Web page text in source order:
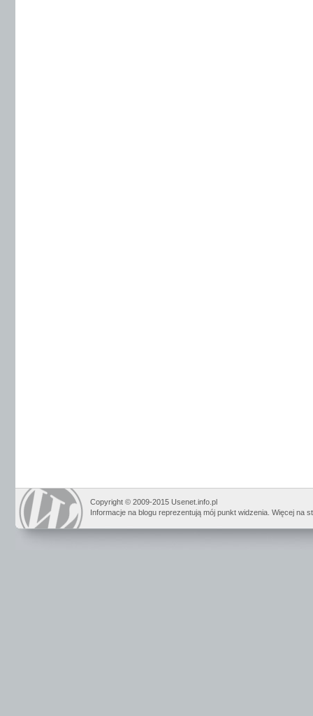
Copyright © 2009-2015 Usenet.info.pl
Informacje na blogu reprezentują mój punkt widzenia. Więcej na